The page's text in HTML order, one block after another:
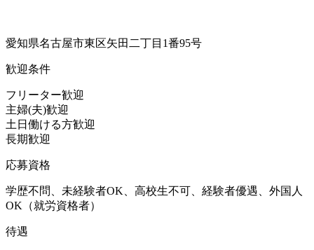
愛知県名古屋市東区矢田二丁目1番95号
歓迎条件
フリーター歓迎
主婦(夫)歓迎
土日働ける方歓迎
長期歓迎
応募資格
学歴不問、未経験者OK、高校生不可、経験者優遇、外国人
OK（就労資格者）
待遇